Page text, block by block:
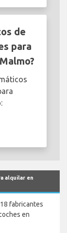
de
para
alquilar en
fabricantes
en